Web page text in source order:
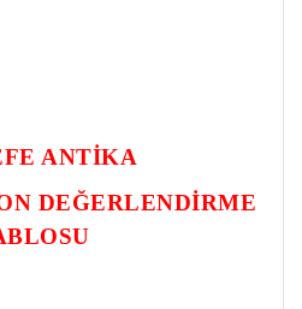
ANTİKA
DEĞERLENDİRME